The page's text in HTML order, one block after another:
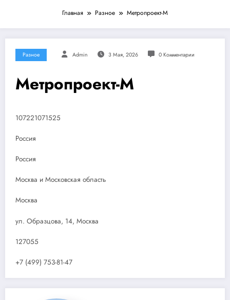
Главная Разное Метропроект-М
Разное Admin 3 Мая, 2026 0 Комментарии
Метропроект-М
107221071525
Россия
Россия
Москва и Московская область
Москва
ул. Образцова, 14, Москва
127055
+7 (499) 753-81-47